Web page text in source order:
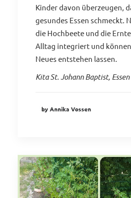
Kinder davon überzeugen,
gesundes Essen schmeckt.
die Hochbeete und die
Alltag integriert und
Neues entstehen lassen.
Kita St. Johann Baptist, Essen
by Annika Vossen